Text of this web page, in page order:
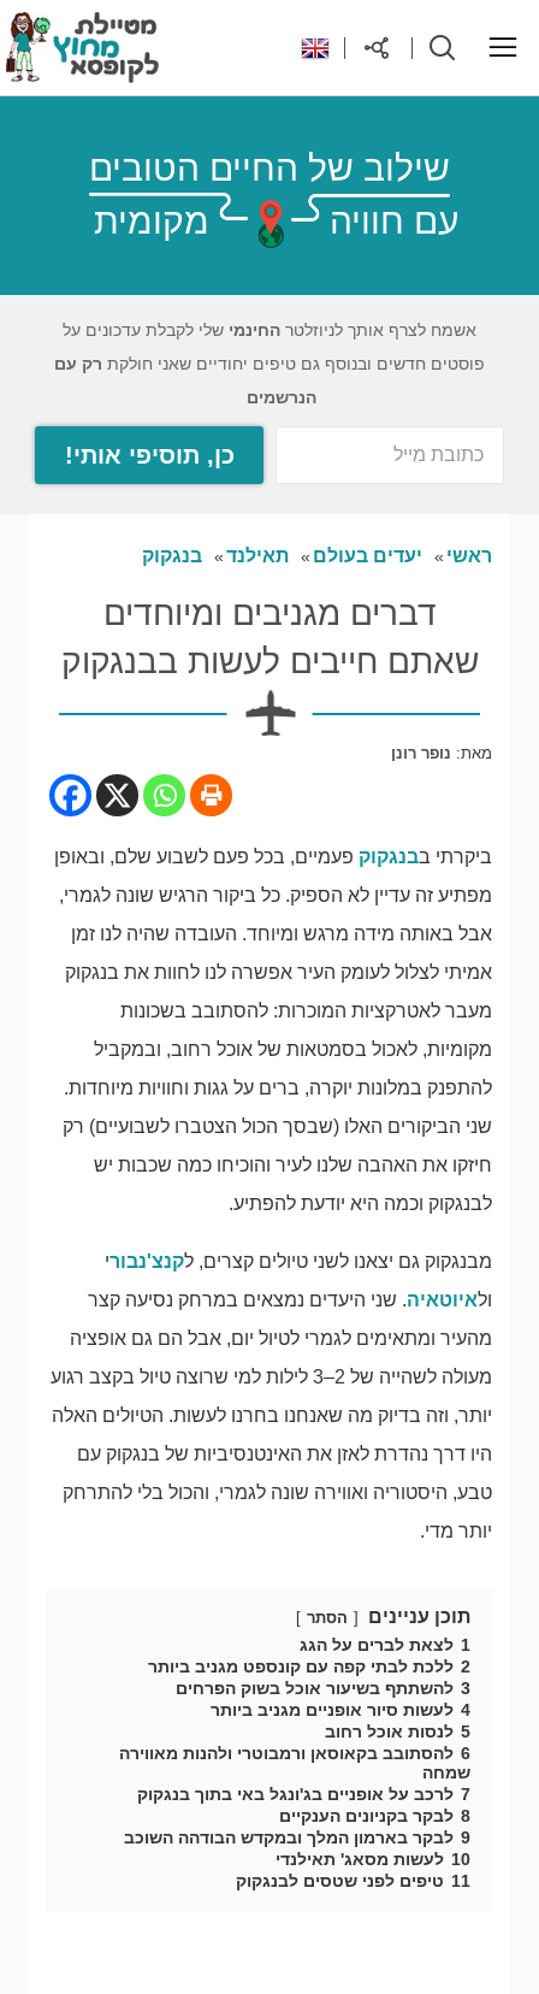
יעדים בעולם
טיפים והנחות לטיול
אודות
שילוב של החיים הטובים
עם חוויה
מקומית
אשמח לצרף אותך לניוזלטר החינמי שלי לקבלת עדכונים על
פוסטים חדשים ובנוסף גם טיפים יחודיים שאני חולקת רק עם
הנרשמים
כן, תוסיפי אותי!
ראשי יעדים בעולם תאילנד בנגקוק
דברים מגניבים ומיוחדים
שאתם חייבים לעשות בבנגקוק
מאת: נופר רונן
ביקרתי בבנגקוק פעמיים, בכל פעם לשבוע שלם, ובאופן
מפתיע זה עדיין לא הספיק. כל ביקור הרגיש שונה לגמרי,
אבל באותה מידה מרגש ומיוחד. העובדה שהיה לנו זמן
אמיתי לצלול לעומק העיר אפשרה לנו לחוות את בנגקוק
מעבר לאטרקציות המוכרות: להסתובב בשכונות
מקומיות, לאכול בסמטאות של אוכל רחוב, ובמקביל
להתפנק במלונות יוקרה, ברים על גגות וחוויות מיוחדות.
שני הביקורים האלו (שבסך הכול הצטברו לשבועיים) רק
חיזקו את האהבה שלנו לעיר והוכיחו כמה שכבות יש
לבנגקוק וכמה היא יודעת להפתיע.
מבנגקוק גם יצאנו לשני טיולים קצרים, לקנצ'נבורי
ולאיוטאיה. שני היעדים נמצאים במרחק נסיעה קצר
מהעיר ומתאימים לגמרי לטיול יום, אבל הם גם אופציה
מעולה לשהייה של 2–3 לילות למי שרוצה טיול בקצב רגוע
יותר, וזה בדיוק מה שאנחנו בחרנו לעשות. הטיולים האלה
היו דרך נהדרת לאזן את האינטנסיביות של בנגקוק עם
טבע, היסטוריה ואווירה שונה לגמרי, והכול בלי להתרחק
יותר מדי.
תוכן עניינים הסתר
1 לצאת לברים על הגג
2 ללכת לבתי קפה עם קונספט מגניב ביותר
3 להשתתף בשיעור אוכל בשוק הפרחים
4 לעשות סיור אופניים מגניב ביותר
5 לנסות אוכל רחוב
6 להסתובב בקאוסאן ורמבוטרי ולהנות מאווירה
שמחה
7 לרכב על אופניים בג'ונגל באי בתוך בנגקוק
8 לבקר בקניונים הענקיים
9 לבקר בארמון המלך ובמקדש הבודהה השוכב
10 לעשות מסאג' תאילנדי
11 טיפים לפני שטסים לבנגקוק